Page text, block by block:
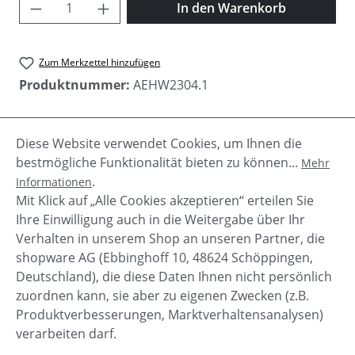
In den Warenkorb
Zum Merkzettel hinzufügen
Produktnummer: AEHW2304.1
Beschreibung
Mega ist der schöne Damen Sneaker "London" von
Apple of Eden - jaaa Farbe darf es sein!Tolles,
sportliches Design, coole Far…Mehr
Service-Hotline
Diese Website verwendet Cookies, um Ihnen die
bestmögliche Funktionalität bieten zu können... Mehr
Informationen.
Mit Klick auf „Alle Cookies akzeptieren“ erteilen Sie
Ihre Einwilligung auch in die Weitergabe über Ihr
Verhalten in unserem Shop an unseren Partner, die
shopware AG (Ebbinghoff 10, 48624 Schöppingen,
Deutschland), die diese Daten Ihnen nicht persönlich
zuordnen kann, sie aber zu eigenen Zwecken (z.B.
Produktverbesserungen, Marktverhaltensanalysen)
verarbeiten darf.